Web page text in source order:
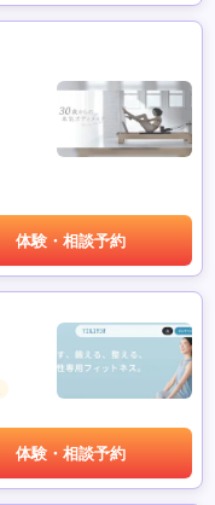
体験・相談予約
体験・相談予約